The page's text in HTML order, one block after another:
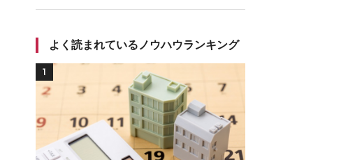
よく読まれているノウハウランキング